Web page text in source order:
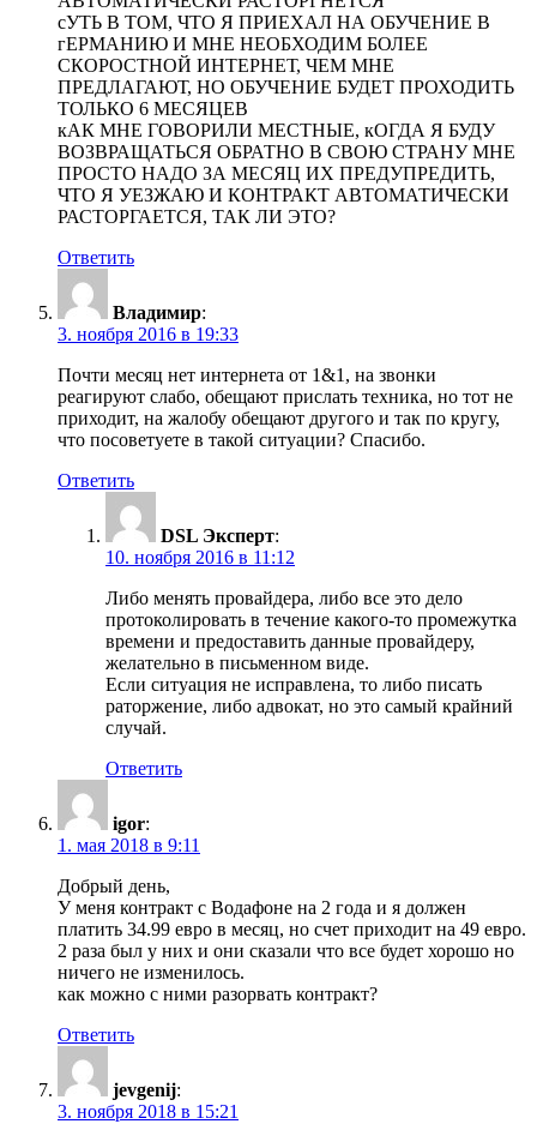
сУТЬ В ТОМ, ЧТО Я ПРИЕХАЛ НА ОБУЧЕНИЕ В
гЕРМАНИЮ И МНЕ НЕОБХОДИМ БОЛЕЕ
СКОРОСТНОЙ ИНТЕРНЕТ, ЧЕМ МНЕ
ПРЕДЛАГАЮТ, НО ОБУЧЕНИЕ БУДЕТ ПРОХОДИТЬ
ТОЛЬКО 6 МЕСЯЦЕВ
кАК МНЕ ГОВОРИЛИ МЕСТНЫЕ, кОГДА Я БУДУ
ВОЗВРАЩАТЬСЯ ОБРАТНО В СВОЮ СТРАНУ МНЕ
ПРОСТО НАДО ЗА МЕСЯЦ ИХ ПРЕДУПРЕДИТЬ,
ЧТО Я УЕЗЖАЮ И КОНТРАКТ АВТОМАТИЧЕСКИ
РАСТОРГАЕТСЯ, ТАК ЛИ ЭТО?
Ответить
Владимир:
3. ноября 2016 в 19:33
Почти месяц нет интернета от 1&1, на звонки
реагируют слабо, обещают прислать техника, но тот не
приходит, на жалобу обещают другого и так по кругу,
что посоветуете в такой ситуации? Спасибо.
Ответить
DSL Эксперт:
10. ноября 2016 в 11:12
Либо менять провайдера, либо все это дело
протоколировать в течение какого-то промежутка
времени и предоставить данные провайдеру,
желательно в письменном виде.
Если ситуация не исправлена, то либо писать
раторжение, либо адвокат, но это самый крайний
случай.
Ответить
igor:
1. мая 2018 в 9:11
Добрый день,
У меня контракт с Водафоне на 2 года и я должен
платить 34.99 евро в месяц, но счет приходит на 49 евро.
2 раза был у них и они сказали что все будет хорошо но
ничего не изменилось.
как можно с ними разорвать контракт?
Ответить
jevgenij:
3. ноября 2018 в 15:21